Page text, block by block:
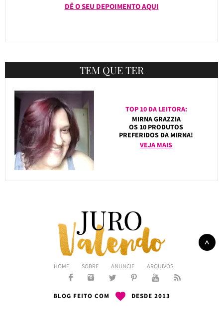
DÊ O SEU DEPOIMENTO AQUI
TEM QUE TER
TOP 10 DA LEITORA:
MIRNA GRAZZIA
OS 10 PRODUTOS
PREFERIDOS DA MIRNA!
VEJA MAIS
HOME SOBRE ANUNCIE ARQUIVOS
BLOG FEITO COM DESDE 2013